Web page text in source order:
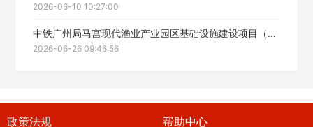
2026-06-10 10:27:00
中铁广州局马宫现代渔业产业园区基础设施建设项目（一期）综合施工工程劳务分包中标候选人公示
2026-06-26 09:46:56
政策法规 帮助中心